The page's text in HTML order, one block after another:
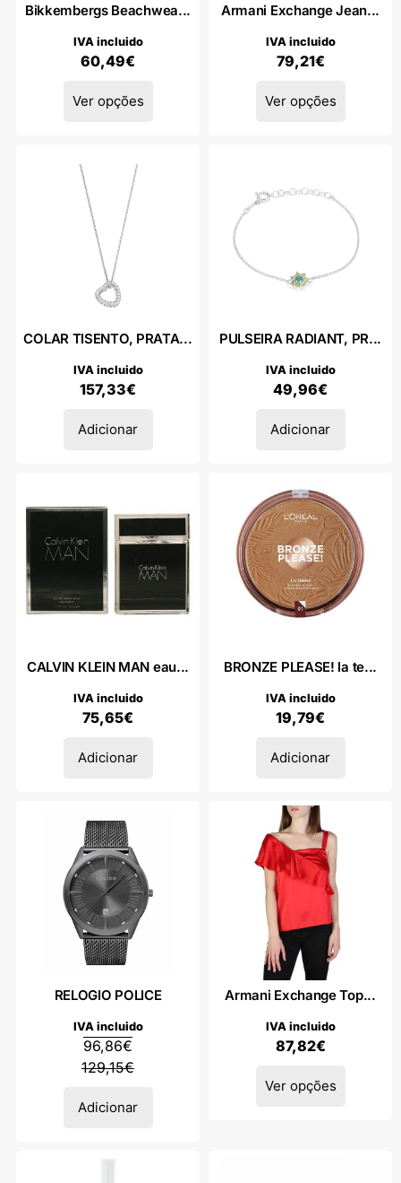
Bikkembergs Beachwea...
60,49€
IVA incluido
Ver opções
Armani Exchange Jean...
79,21€
IVA incluido
Ver opções
COLAR TISENTO, PRATA...
157,33€
IVA incluido
Adicionar
PULSEIRA RADIANT, PR...
49,96€
IVA incluido
Adicionar
CALVIN KLEIN MAN eau...
75,65€
IVA incluido
Adicionar
BRONZE PLEASE! la te...
19,79€
IVA incluido
Adicionar
RELOGIO POLICE
129,15€
96,86€
IVA incluido
Adicionar
Armani Exchange Top...
87,82€
IVA incluido
Ver opções